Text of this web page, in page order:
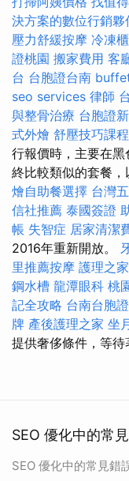
決方案的數位行銷夥
壓力舒緩按摩 冷凍櫃
證桃園 搬家費用 客
台 台胞證台南
seo services 律師
與整骨治療 台胞證
式外燴 舒壓技巧課程
行報價時，主要在
終比較類似的套餐，
燴自助餐選擇 台灣
信社推薦 泰國簽證
帳 失智症 居家清潔
2016年重新開放。
里推薦按摩 護理之
鋼水槽 龍潭眼科 桃
記全攻略 台南台胞
牌 產後護理之家 坐
提供奢侈條件，等待
SEO 優化中的常
SEO 優化中的常見錯